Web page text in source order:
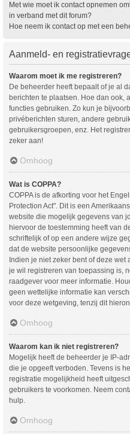
Met wie moet ik contact opnemen
in verband met dit forum?
Hoe neem ik contact op met een
Aanmeld- en
Waarom moet ik me registreren?
De beheerder heeft bepaalt of je al
berichten te plaatsen. Hoe dan ook,
functies gebruiken. Zo kun je
privéberichten sturen, andere
gebruikersgroepen, enz. Het
zeker aan!
Omhoog
Wat is COPPA?
COPPA is de afkorting voor het
Protection Act". Dit is een
website die mogelijk gegevens van
hiervoor de toestemming heeft van
schriftelijk of op een andere wijze
dat de website persoonlijke
Indien je niet zeker bent of deze
je wil registreren van toepassing is,
raadgever voor meer informatie.
geen wettelijke informatie kan
voor deze wetgeving, tenzij dit
Omhoog
Waarom kan ik niet registreren?
Mogelijk heeft de beheerder je IP-
die je opgeeft verboden. Tevens is
registratie mogelijkheid heeft
gebruikers te voorkomen. Neem
hulp.
Omhoog